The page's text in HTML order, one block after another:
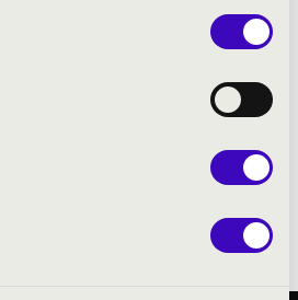
Kodály Zoltán zenei alkotói
és kedvező feltételeket
alkotótevékenységhez.
itt tájékozódhat:
Kodály